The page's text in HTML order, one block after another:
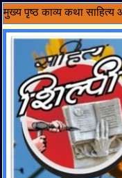
मुख्य पृष्ठ काव्य कथा साहित्य